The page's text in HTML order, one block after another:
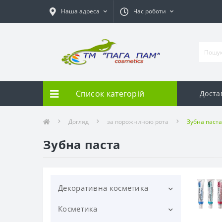
Наша адреса Час роботи
Список категорій
Догляд за порожниною рота Зубна паста
Зубна паста
Декоративна косметика
Для брів
Косметика